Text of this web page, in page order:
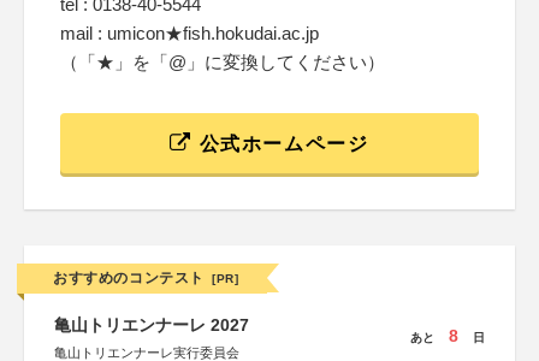
tel : 0138-40-5544
mail : umicon★fish.hokudai.ac.jp
（「★」を「@」に変換してください）
公式ホームページ
おすすめのコンテスト [PR]
亀山トリエンナーレ 2027
亀山トリエンナーレ実行委員会
あと 8 日